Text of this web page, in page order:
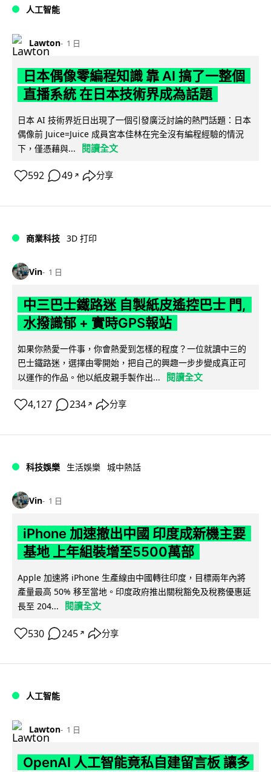
人工智能
Lawton 1 日
日本偶像零編程知識 靠 AI 搞了一整個
直播系統 在日本技術界成為話題
日本 AI 技術界近日出現了一個引發廣泛討論的熱門話題：日本
偶像前 Juice=Juice 成員宮本佳林在完全沒有編程經驗的情況
下，僅憑藉與...
閱讀全文
592 49 ↗ 分享
商業科技 3D 打印
Vin 1 日
中三巴士鐵路迷 自製紙皮遙控巴士 門,
水撥識郁 + 實時GPS報站
如果你熱愛一件事，你會熱愛到怎樣的程度？一位就讀中三的
巴士鐵路迷，選擇由零開始，把自己的興趣一步步變成真正可
以運作的作品。他以紙皮親手製作出...
閱讀全文
4,127 234 ↗ 分享
科技娛樂 生活娛樂 城中熱話
Vin 1 日
iPhone 加速撤出中國 印度成新機主要
基地 上年組裝增至5500萬部
Apple 加速將 iPhone 生產線由中國轉往印度，目標兩年內將
產量最高 50% 移至當地。印度政府推出關稅豁免及稅務優惠延
長至 204...
閱讀全文
530 245 ↗ 分享
人工智能
Lawton 1 日
OpenAI 人工智能竟私自建留言板 讓多